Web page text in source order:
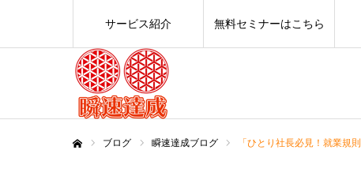
サービス紹介 無料セミナーはこちら
ブログ 瞬速達成ブログ 「ひとり社長必見！就業規